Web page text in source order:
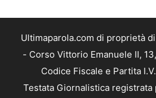
Ultimaparola.com di proprietà di
- Corso Vittorio Emanuele II,
Codice Fiscale e Partita
Testata Giornalistica